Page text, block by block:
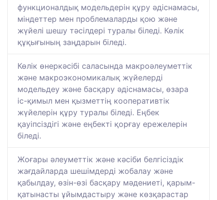
функционалдық модельдерін құру әдіснамасы,
міндеттер мен проблемаларды қою және
жүйелі шешу тәсілдері туралы біледі. Көлік
құқығының заңдарын біледі.
Көлік өнеркәсібі саласында макроәлеуметтік
және макроэкономикалық жүйелерді
модельдеу және басқару әдіснамасы, өзара
іс-қимыл мен қызметтің кооперативтік
жүйелерін құру туралы біледі. Еңбек
қауіпсіздігі және еңбекті қорғау ережелерін
біледі.
Жоғары әлеуметтік және кәсіби белгісіздік
жағдайларда шешімдерді жобалау және
қабылдау, өзін-өзі басқару мәдениеті, қарым-
қатынасты ұйымдастыру және көзқарастар